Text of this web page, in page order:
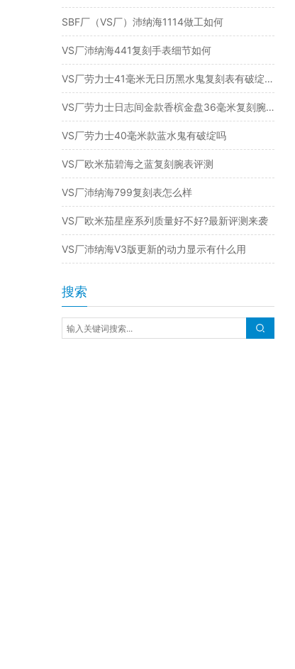
SBF厂（VS厂）沛纳海1114做工如何
VS厂沛纳海441复刻手表细节如何
VS厂劳力士41毫米无日历黑水鬼复刻表有破绽吗（复刻腕表值得入手吗）
VS厂劳力士日志间金款香槟金盘36毫米复刻腕表怎么样
VS厂劳力士40毫米款蓝水鬼有破绽吗
VS厂欧米茄碧海之蓝复刻腕表评测
VS厂沛纳海799复刻表怎么样
VS厂欧米茄星座系列质量好不好?最新评测来袭
VS厂沛纳海V3版更新的动力显示有什么用
搜索